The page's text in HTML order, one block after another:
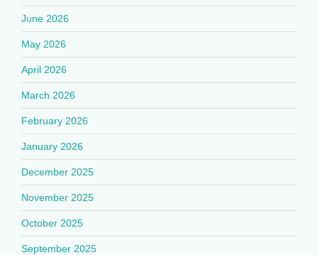
June 2026
May 2026
April 2026
March 2026
February 2026
January 2026
December 2025
November 2025
October 2025
September 2025